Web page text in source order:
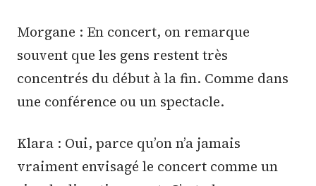
Morgane : En concert, on remarque
souvent que les gens restent très
concentrés du début à la fin. Comme dans
une conférence ou un spectacle.
Klara : Oui, parce qu’on n’a jamais
vraiment envisagé le concert comme un